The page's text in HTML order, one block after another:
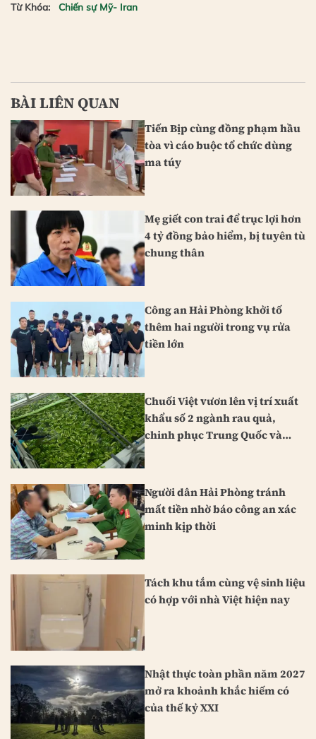
Từ Khóa: Chiến sự Mỹ- Iran
BÀI LIÊN QUAN
Tiến Bịp cùng đồng phạm hầu
tòa vì cáo buộc tổ chức dùng
ma túy
Mẹ giết con trai để trục lợi hơn
4 tỷ đồng bảo hiểm, bị tuyên tù
chung thân
Công an Hải Phòng khởi tố
thêm hai người trong vụ rửa
tiền lớn
Chuối Việt vươn lên vị trí xuất
khẩu số 2 ngành rau quả,
chinh phục Trung Quốc và
Người dân Hải Phòng tránh
mất tiền nhờ báo công an xác
minh kịp thời
Tách khu tắm cùng vệ sinh liệu
có hợp với nhà Việt hiện nay
Nhật thực toàn phần năm 2027
mở ra khoảnh khắc hiếm có
của thế kỷ XXI